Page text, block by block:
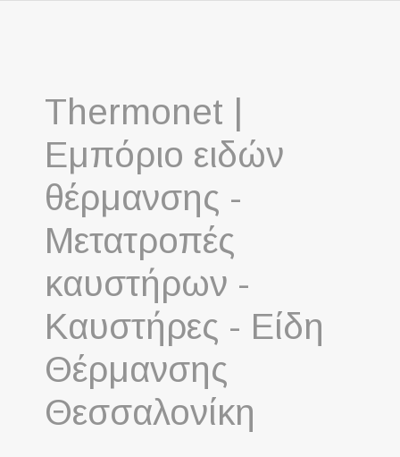
Thermonet |
Εμπόριο ειδών
θέρμανσης -
Μετατροπές
καυστήρων -
Καυστήρες - Είδη
Θέρμανσης
Θεσσαλονίκη